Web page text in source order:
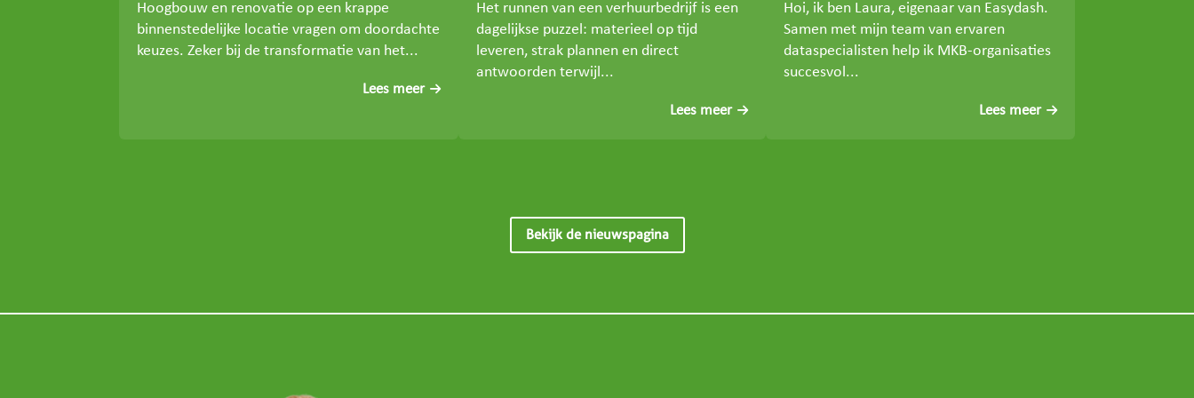
Hoogbouw en renovatie op een krappe
binnenstedelijke locatie vragen om doordachte
keuzes. Zeker bij de transformatie van het...
Lees meer
Het runnen van een verhuurbedrijf is een
dagelijkse puzzel: materieel op tijd
leveren, strak plannen en direct
antwoorden terwijl...
Lees meer
Hoi, ik ben Laura, eigenaar van Easydash.
Samen met mijn team van ervaren
dataspecialisten help ik MKB-organisaties
succesvol...
Lees meer
Bekijk de nieuwspagina